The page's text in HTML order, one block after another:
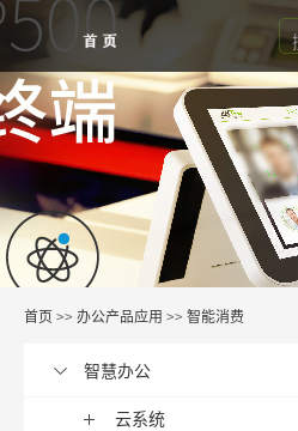
首页>> 办公产品应用 >> 智能消费
智慧办公
云系统